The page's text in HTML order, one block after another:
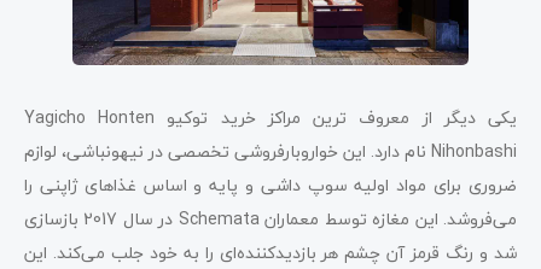
یکی دیگر از معروف ترین مراکز خرید توکیو Yagicho Honten
Nihonbashi نام دارد. این خواروبارفروشی تخصصی در نیهونباشی، لوازم
ضروری برای مواد اولیه سوپ داشی و پایه و اساس غذاهای ژاپنی را
می‌فروشد. این مغازه توسط معماران Schemata در سال 2017 بازسازی
شد و رنگ قرمز آن چشم هر بازدیدکننده‌ای را به خود جلب می‌کند. این